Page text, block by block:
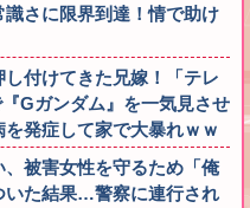
さに限界到達！情で助け
付けてきた兄嫁！「テレ
Gガンダム』を一気見させ
発症して家で大暴れｗｗ
被害女性を守るため「俺
いた結果…警察に連行され